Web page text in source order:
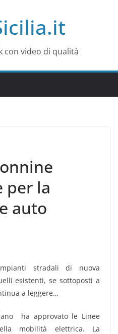
con video di qualità
per la
auto
stradali di nuova
esistenti, se sottoposti a
a leggere…
ha approvato le Linee
mobilità elettrica. La